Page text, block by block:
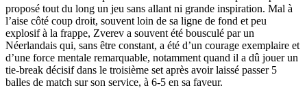
proposé tout du long un jeu sans allant ni grande inspiration. Mal à
l’aise côté coup droit, souvent loin de sa ligne de fond et peu
explosif à la frappe, Zverev a souvent été bousculé par un
Néerlandais qui, sans être constant, a été d’un courage exemplaire et
d’une force mentale remarquable, notamment quand il a dû jouer un
tie-break décisif dans le troisième set après avoir laissé passer 5
balles de match sur son service, à 6-5 en sa faveur.